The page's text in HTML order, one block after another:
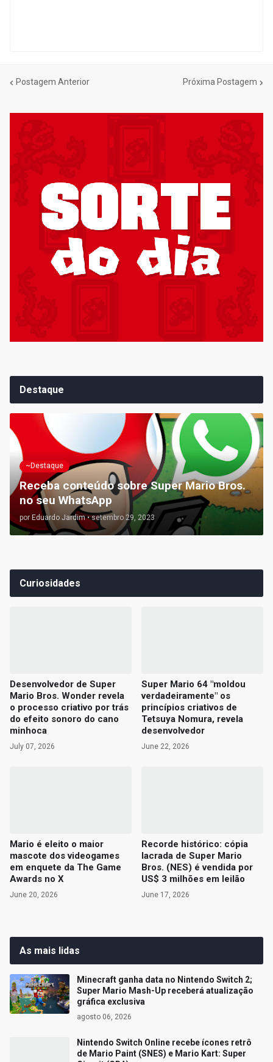
Postagem Anterior Próxima Postagem
Destaque
~Destaque
Receba conteúdo sobre Super Mario Bros.
no seu WhatsApp
por Eduardo Jardim • setembro 29, 2023
Curiosidades
Desenvolvedor de Super
Mario Bros. Wonder revela
o processo criativo por trás
do efeito sonoro do cano
minhoca
July 07, 2026
Super Mario 64 "moldou
verdadeiramente" os
princípios criativos de
Tetsuya Nomura, revela
desenvolvedor
June 22, 2026
Mario é eleito o maior
mascote dos videogames
em enquete da The Game
Awards no X
June 20, 2026
Recorde histórico: cópia
lacrada de Super Mario
Bros. (NES) é vendida por
US$ 3 milhões em leilão
June 17, 2026
As mais lidas
Minecraft ganha data no Nintendo Switch 2;
Super Mario Mash-Up receberá atualização
gráfica exclusiva
agosto 06, 2026
Nintendo Switch Online recebe ícones retrô
de Mario Paint (SNES) e Mario Kart: Super